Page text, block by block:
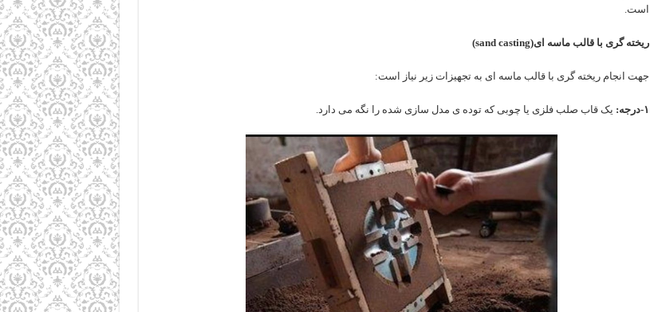
است.
ریخته گری با قالب ماسه ای(sand casting)
جهت انجام ریخته گری با قالب ماسه ای به تجهیزات زیر نیاز است:
۱-درجه: یک قاب صلب فلزی یا چوبی که توده ی مدل سازی شده را نگه می دارد.